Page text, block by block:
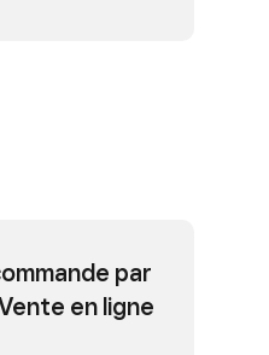
par
en ligne